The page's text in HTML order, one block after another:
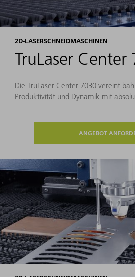
2D-LASERSCHNEIDMASCHINEN
TruLaser Center
Die TruLaser Center 7030 vereint
Produktivität und Dynamik mit
ANGEBOT